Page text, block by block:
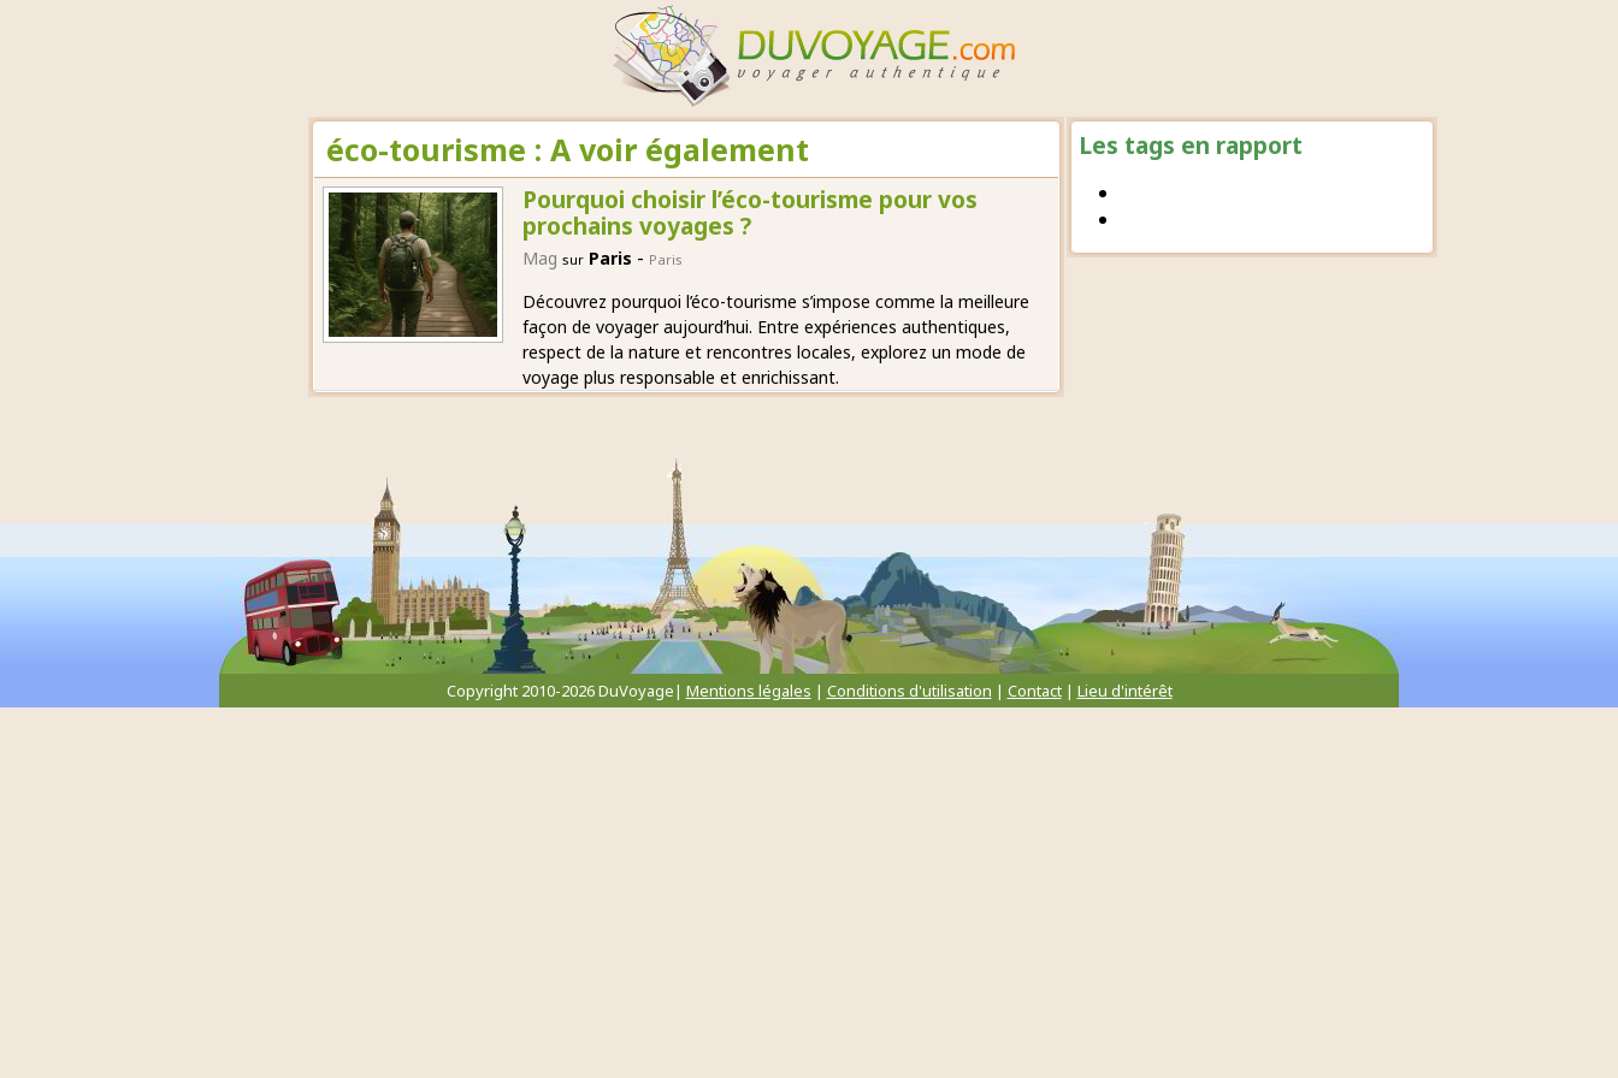
Les tags en rapport
éco-tourisme : A voir également
Pourquoi choisir l’éco-tourisme pour vos
prochains voyages ?
Mag sur Paris - Paris
Découvrez pourquoi l’éco-tourisme s’impose comme la meilleure
façon de voyager aujourd’hui. Entre expériences authentiques,
respect de la nature et rencontres locales, explorez un mode de
voyage plus responsable et enrichissant.
Copyright 2010-2026 DuVoyage| Mentions légales | Conditions d'utilisation | Contact| Lieu d'intérêt